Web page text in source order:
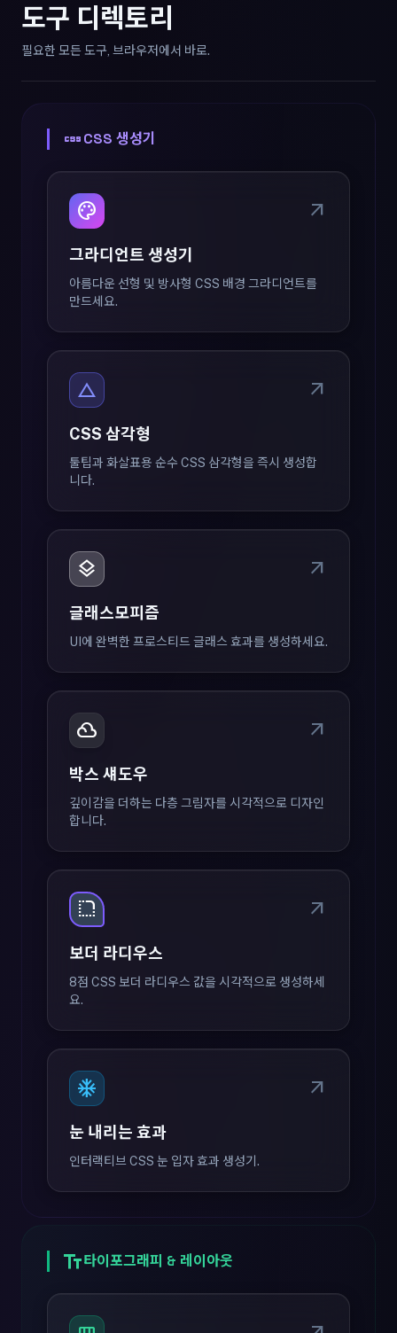
도구 디렉토리
필요한 모든 도구, 브라우저에서 바로.
cssCSS 생성기
palette arrow_outward
그라디언트 생성기
아름다운 선형 및 방사형 CSS 배경 그라디언트를
만드세요.
change_history arrow_outward
CSS 삼각형
툴팁과 화살표용 순수 CSS 삼각형을 즉시 생성합
니다.
layers arrow_outward
글래스모피즘
UI에 완벽한 프로스티드 글래스 효과를 생성하세요.
filter_drama arrow_outward
박스 섀도우
깊이감을 더하는 다층 그림자를 시각적으로 디자인
합니다.
rounded_corner arrow_outward
보더 라디우스
8점 CSS 보더 라디우스 값을 시각적으로 생성하세
요.
ac_unit arrow_outward
눈 내리는 효과
인터랙티브 CSS 눈 입자 효과 생성기.
text_fields타이포그래피 & 레이아웃